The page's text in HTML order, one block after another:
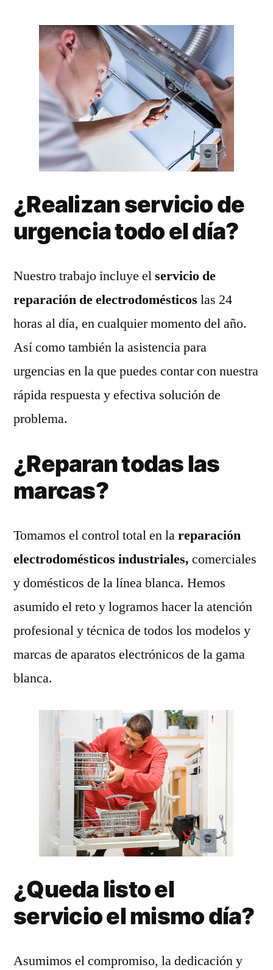
¿Realizan servicio de
urgencia todo el día?
Nuestro trabajo incluye elservicio de
reparación de electrodomésticos las 24
horas al día, en cualquier momento del año.
Así como también la asistencia para
urgencias en la que puedes contar con nuestra
rápida respuesta y efectiva solución de
problema.
¿Reparan todas las
marcas?
Tomamos el control total en lareparación
electrodomésticos industriales, comerciales
y domésticos de la línea blanca. Hemos
asumido el reto y logramos hacer la atención
profesional y técnica de todos los modelos y
marcas de aparatos electrónicos de la gama
blanca.
¿Queda listo el
servicio el mismo día?
Asumimos el compromiso, la dedicación y